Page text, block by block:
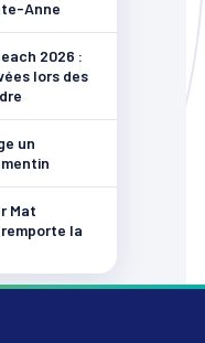
Anne
2026 :
lors des
un
Mat
la